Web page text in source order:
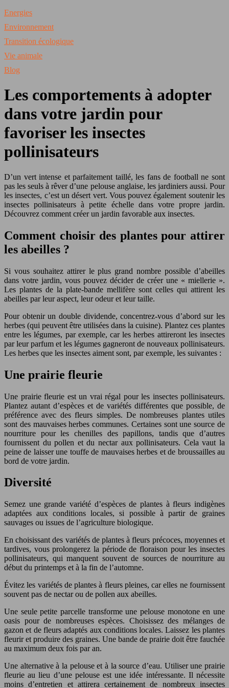
Energies
Environnement
Transition écologique
Vie animale
Blog
Les comportements à adopter
dans votre jardin pour
favoriser les insectes
pollinisateurs
D’un vert intense et parfaitement taillé, les fans de football ne sont
pas les seuls à rêver d’une pelouse anglaise, les jardiniers aussi. Pour
les insectes, c’est un désert vert. Vous pouvez également soutenir les
insectes pollinisateurs à petite échelle dans votre propre jardin.
Découvrez comment créer un jardin favorable aux insectes.
Comment choisir des plantes pour attirer
les abeilles ?
Si vous souhaitez attirer le plus grand nombre possible d’abeilles
dans votre jardin, vous pouvez décider de créer une « miellerie ».
Les plantes de la plate-bande mellifère sont celles qui attirent les
abeilles par leur aspect, leur odeur et leur taille.
Pour obtenir un double dividende, concentrez-vous d’abord sur les
herbes (qui peuvent être utilisées dans la cuisine). Plantez ces plantes
entre les légumes, par exemple, car les herbes attireront les insectes
par leur parfum et les légumes gagneront de nouveaux pollinisateurs.
Les herbes que les insectes aiment sont, par exemple, les suivantes :
Une prairie fleurie
Une prairie fleurie est un vrai régal pour les insectes pollinisateurs.
Plantez autant d’espèces et de variétés différentes que possible, de
préférence avec des fleurs simples. De nombreuses plantes utiles
sont des mauvaises herbes communes. Certaines sont une source de
nourriture pour les chenilles des papillons, tandis que d’autres
fournissent du pollen et du nectar aux pollinisateurs. Cela vaut la
peine de laisser une touffe de mauvaises herbes et de broussailles au
bord de votre jardin.
Diversité
Semez une grande variété d’espèces de plantes à fleurs indigènes
adaptées aux conditions locales, si possible à partir de graines
sauvages ou issues de l’agriculture biologique.
En choisissant des variétés de plantes à fleurs précoces, moyennes et
tardives, vous prolongerez la période de floraison pour les insectes
pollinisateurs, qui manquent souvent de sources de nourriture au
début du printemps et à la fin de l’automne.
Évitez les variétés de plantes à fleurs pleines, car elles ne fournissent
souvent pas de nectar ou de pollen aux abeilles.
Une seule petite parcelle transforme une pelouse monotone en une
oasis pour de nombreuses espèces. Choisissez des mélanges de
gazon et de fleurs adaptés aux conditions locales. Laissez les plantes
fleurir et produire des graines. Une bande de prairie doit être fauchée
au maximum deux fois par an.
Une alternative à la pelouse et à la source d’eau. Utiliser une prairie
fleurie au lieu d’une pelouse est une idée intéressante. Il nécessite
moins d’entretien et attirera certainement de nombreux insectes